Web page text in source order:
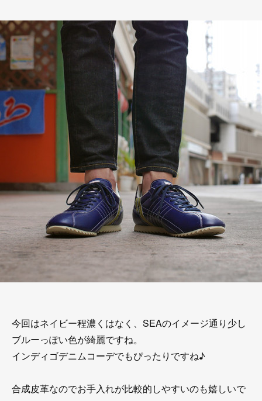
今回はネイビー程濃くはなく、SEAのイメージ通り少し
ブルーっぽい色が綺麗ですね。
インディゴデニムコーデでもぴったりですね♪
合成皮革なのでお手入れが比較的しやすいのも嬉しいで